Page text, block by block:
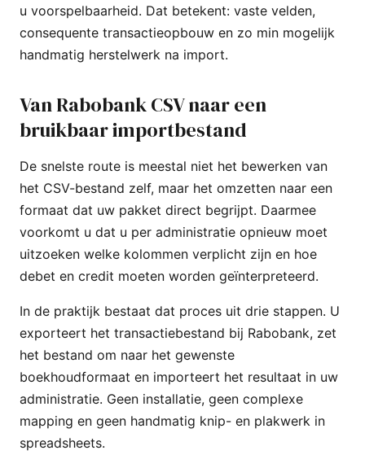
u voorspelbaarheid. Dat betekent: vaste velden,
consequente transactieopbouw en zo min mogelijk
handmatig herstelwerk na import.
Van Rabobank CSV naar een
bruikbaar importbestand
De snelste route is meestal niet het bewerken van
het CSV-bestand zelf, maar het omzetten naar een
formaat dat uw pakket direct begrijpt. Daarmee
voorkomt u dat u per administratie opnieuw moet
uitzoeken welke kolommen verplicht zijn en hoe
debet en credit moeten worden geïnterpreteerd.
In de praktijk bestaat dat proces uit drie stappen. U
exporteert het transactiebestand bij Rabobank, zet
het bestand om naar het gewenste
boekhoudformaat en importeert het resultaat in uw
administratie. Geen installatie, geen complexe
mapping en geen handmatig knip- en plakwerk in
spreadsheets.